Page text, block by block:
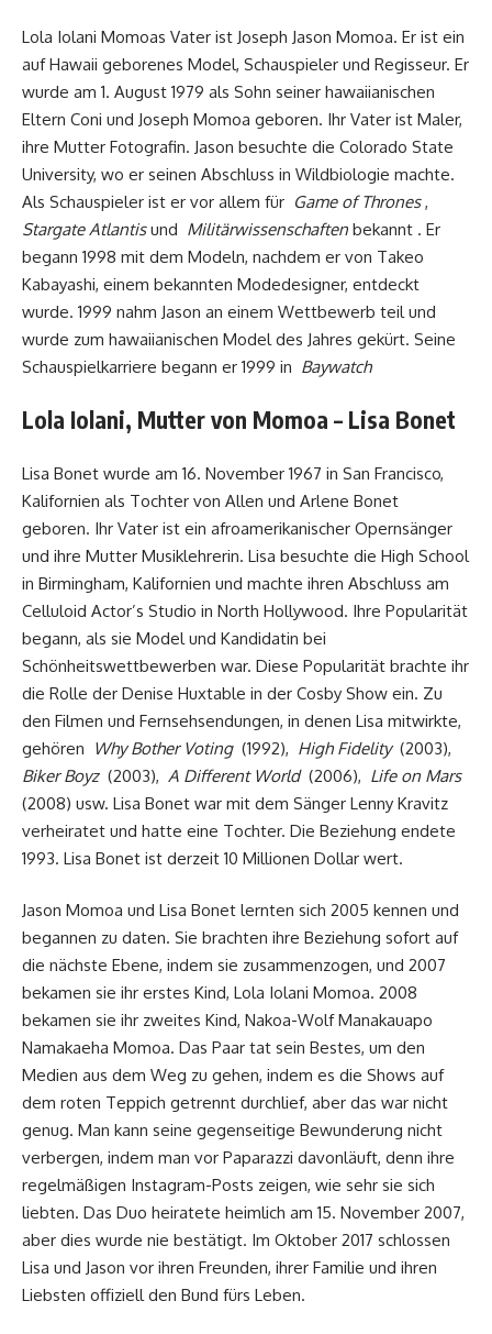
Lola Iolani Momoas Vater ist Joseph Jason Momoa. Er ist ein
auf Hawaii geborenes Model, Schauspieler und Regisseur. Er
wurde am 1. August 1979 als Sohn seiner hawaiianischen
Eltern Coni und Joseph Momoa geboren. Ihr Vater ist Maler,
ihre Mutter Fotografin. Jason besuchte die Colorado State
University, wo er seinen Abschluss in Wildbiologie machte.
Als Schauspieler ist er vor allem für Game of Thrones,
Stargate Atlantisund Militärwissenschaften bekannt . Er
begann 1998 mit dem Modeln, nachdem er von Takeo
Kabayashi, einem bekannten Modedesigner, entdeckt
wurde. 1999 nahm Jason an einem Wettbewerb teil und
wurde zum hawaiianischen Model des Jahres gekürt. Seine
Schauspielkarriere begann er 1999 in Baywatch
Lola Iolani, Mutter von Momoa – Lisa Bonet
Lisa Bonet wurde am 16. November 1967 in San Francisco,
Kalifornien als Tochter von Allen und Arlene Bonet
geboren. Ihr Vater ist ein afroamerikanischer Opernsänger
und ihre Mutter Musiklehrerin. Lisa besuchte die High School
in Birmingham, Kalifornien und machte ihren Abschluss am
Celluloid Actor’s Studio in North Hollywood. Ihre Popularität
begann, als sie Model und Kandidatin bei
Schönheitswettbewerben war. Diese Popularität brachte ihr
die Rolle der Denise Huxtable in der Cosby Show ein. Zu
den Filmen und Fernsehsendungen, in denen Lisa mitwirkte,
gehören Why Bother Voting(1992), High Fidelity(2003),
Biker Boyz(2003), A Different World(2006), Life on Mars
(2008) usw. Lisa Bonet war mit dem Sänger Lenny Kravitz
verheiratet und hatte eine Tochter. Die Beziehung endete
1993. Lisa Bonet ist derzeit 10 Millionen Dollar wert.
Jason Momoa und Lisa Bonet lernten sich 2005 kennen und
begannen zu daten. Sie brachten ihre Beziehung sofort auf
die nächste Ebene, indem sie zusammenzogen, und 2007
bekamen sie ihr erstes Kind, Lola Iolani Momoa. 2008
bekamen sie ihr zweites Kind, Nakoa-Wolf Manakauapo
Namakaeha Momoa. Das Paar tat sein Bestes, um den
Medien aus dem Weg zu gehen, indem es die Shows auf
dem roten Teppich getrennt durchlief, aber das war nicht
genug. Man kann seine gegenseitige Bewunderung nicht
verbergen, indem man vor Paparazzi davonläuft, denn ihre
regelmäßigen Instagram-Posts zeigen, wie sehr sie sich
liebten. Das Duo heiratete heimlich am 15. November 2007,
aber dies wurde nie bestätigt. Im Oktober 2017 schlossen
Lisa und Jason vor ihren Freunden, ihrer Familie und ihren
Liebsten offiziell den Bund fürs Leben.